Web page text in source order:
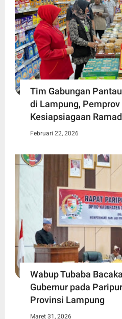
Tim Gabungan
di Lampung,
Kesiapsiagaan
Februari 22, 2026
Wabup Tubaba
Gubernur pada
Provinsi Lampung
Maret 31, 2026